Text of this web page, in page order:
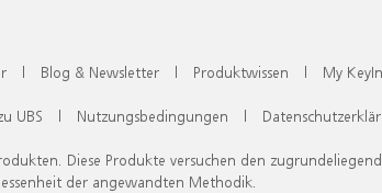
| Blog & Newsletter | Produktwissen | My
UBS | Nutzungsbedingungen |
Diese Produkte versuchen den
der angewandten Methodik.